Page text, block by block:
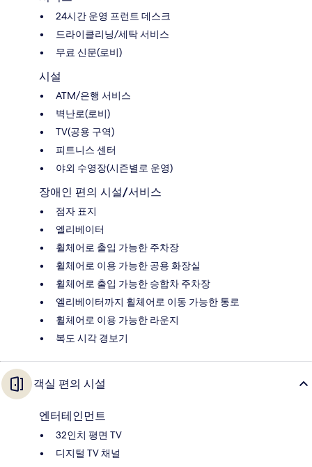
24시간 운영 프런트 데스크
드라이클리닝/세탁 서비스
무료 신문(로비)
시설
ATM/은행 서비스
벽난로(로비)
TV(공용 구역)
피트니스 센터
야외 수영장(시즌별로 운영)
장애인 편의 시설/서비스
점자 표지
엘리베이터
휠체어로 출입 가능한 주차장
휠체어로 이용 가능한 공용 화장실
휠체어로 출입 가능한 승합차 주차장
엘리베이터까지 휠체어로 이동 가능한 통로
휠체어로 이용 가능한 라운지
복도 시각 경보기
객실 편의 시설
엔터테인먼트
32인치 평면 TV
디지털 TV 채널